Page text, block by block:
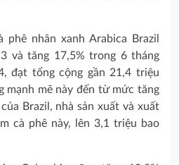
phê nhân xanh Arabica Brazil
và tăng 17,5% trong 6 tháng
đạt tổng cộng gần 21,4 triệu
mạnh mẽ này đến từ mức tăng
Brazil, nhà sản xuất và xuất
cà phê này, lên 3,1 triệu bao